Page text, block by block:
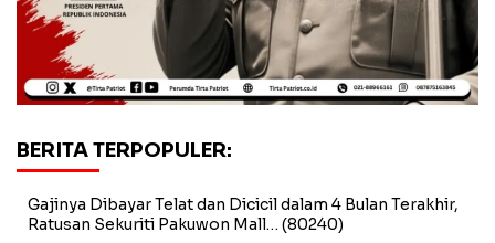
BERITA TERPOPULER:
Gajinya Dibayar Telat dan Dicicil dalam 4 Bulan Terakhir,
Ratusan Sekuriti Pakuwon Mall… (80240)